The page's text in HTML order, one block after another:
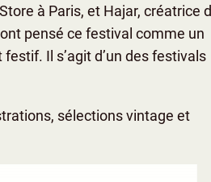
à Paris, et Hajar, créatrice
pensé ce festival comme un
Il s’agit d’un des festivals
sélections vintage et